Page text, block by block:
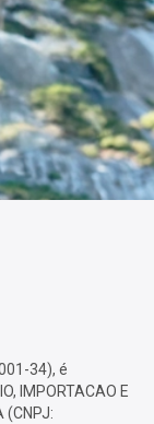
34), é
IMPORTACAO E
(CNPJ: